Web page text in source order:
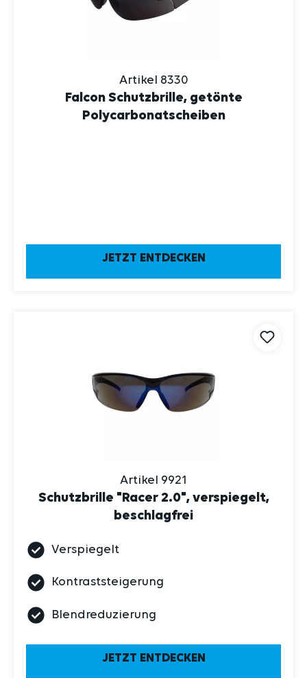
Artikel 8330
Falcon Schutzbrille, getönte
Polycarbonatscheiben
JETZT ENTDECKEN
Artikel 9921
Schutzbrille "Racer 2.0", verspiegelt,
beschlagfrei
Verspiegelt
Kontraststeigerung
Blendreduzierung
JETZT ENTDECKEN